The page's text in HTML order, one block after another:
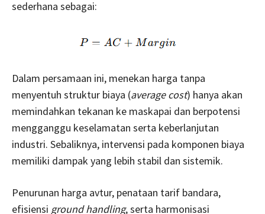
sederhana sebagai:
Dalam persamaan ini, menekan harga tanpa
menyentuh struktur biaya (average cost) hanya akan
memindahkan tekanan ke maskapai dan berpotensi
mengganggu keselamatan serta keberlanjutan
industri. Sebaliknya, intervensi pada komponen biaya
memiliki dampak yang lebih stabil dan sistemik.
Penurunan harga avtur, penataan tarif bandara,
efisiensi ground handling, serta harmonisasi